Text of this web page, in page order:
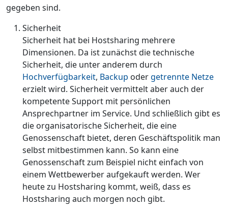
gegeben sind.
Sicherheit
Sicherheit hat bei Hostsharing mehrere
Dimensionen. Da ist zunächst die technische
Sicherheit, die unter anderem durch
Hochverfügbarkeit, Backup odergetrennte Netze
erzielt wird. Sicherheit vermittelt aber auch der
kompetente Support mit persönlichen
Ansprechpartner im Service. Und schließlich gibt es
die organisatorische Sicherheit, die eine
Genossenschaft bietet, deren Geschäftspolitik man
selbst mitbestimmen kann. So kann eine
Genossenschaft zum Beispiel nicht einfach von
einem Wettbewerber aufgekauft werden. Wer
heute zu Hostsharing kommt, weiß, dass es
Hostsharing auch morgen noch gibt.